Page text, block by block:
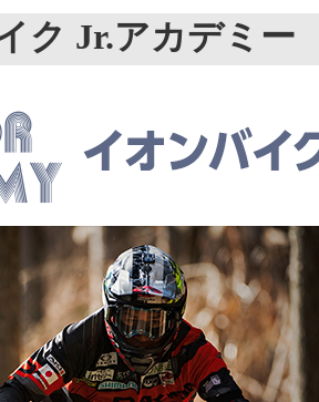
ク Jr.アカデミー